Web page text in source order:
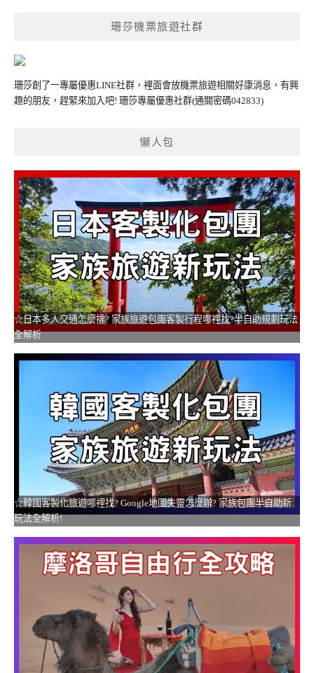
珊莎機票旅遊社群
珊莎創了一專屬優惠LINE社群，裡面會放機票旅遊相關好康消息，有興
趣的朋友，趕緊來加入吧! 珊莎專屬優惠社群(通關密碼042833)
懶人包
☆日本多人交通怎麼排? 家族旅遊包團客製行程哪裡找?半自助規劃玩法
全解析
☆韓國客製化旅遊哪裡找? Google地圖失靈怎麼辦? 家族包團半自助新
玩法全解析!